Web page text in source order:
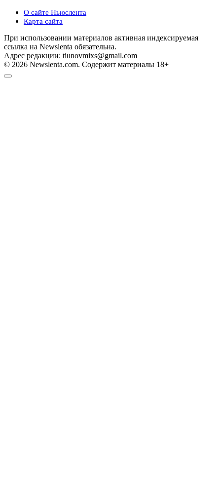
О сайте Ньюслента
Карта сайта
При использовании материалов активная индексируемая
ссылка на Newslenta обязательна.
Адрес редакции: tiunovmixs@gmail.com
© 2026 Newslenta.com. Содержит материалы 18+